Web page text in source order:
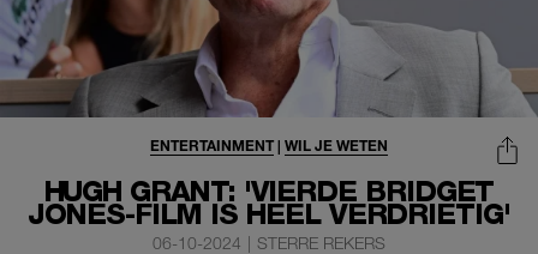
HUGH GRANT: 'VIERDE BRIDGET
JONES-FILM IS HEEL VERDRIETIG'
ENTERTAINMENT | WIL JE WETEN
06-10-2024 | STERRE REKERS